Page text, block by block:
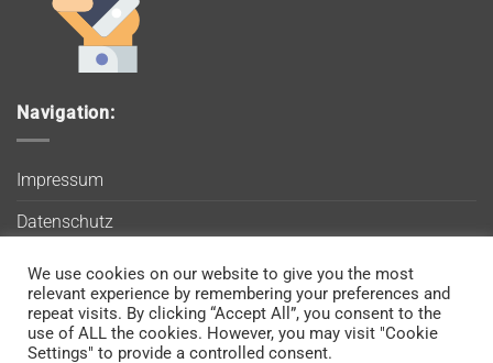
Navigation:
Impressum
Datenschutz
AGB
Blog
Kontakt
We use cookies on our website to give you the most
relevant experience by remembering your preferences and
repeat visits. By clicking “Accept All”, you consent to the
use of ALL the cookies. However, you may visit "Cookie
Settings" to provide a controlled consent.
Wir verwenden Cookies, um sicherzustellen, dass Sie auf
unserer Website die bestmögliche Erfahrung machen. Wenn
Sie diese Website weiterhin nutzen, gehen wir davon aus, dass